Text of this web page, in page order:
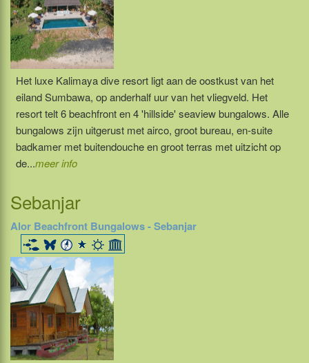
Het luxe Kalimaya dive resort ligt aan de oostkust van het
eiland Sumbawa, op anderhalf uur van het vliegveld. Het
resort telt 6 beachfront en 4 'hillside' seaview bungalows. Alle
bungalows zijn uitgerust met airco, groot bureau, en-suite
badkamer met buitendouche en groot terras met uitzicht op
de...meer info
Sebanjar
Alor Beachfront Bungalows - Sebanjar